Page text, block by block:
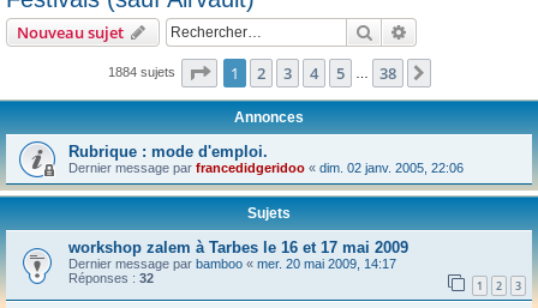
c
r
Nouveau sujet Rechercher
1884 sujets Page 1sur38
1 2 3 4 5 … 38
Annonces
Rubrique : mode d'emploi.
Dernier message par francedidgeridoo « dim. 02 janv. 2005, 22:06
Sujets
workshop zalem à Tarbes le 16 et 17 mai 2009
Dernier message par bamboo « mer. 20 mai 2009, 14:17
Réponses : 32 1 2 3